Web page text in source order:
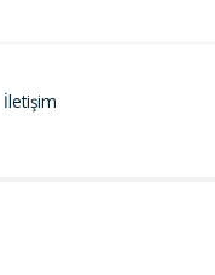
İletişim